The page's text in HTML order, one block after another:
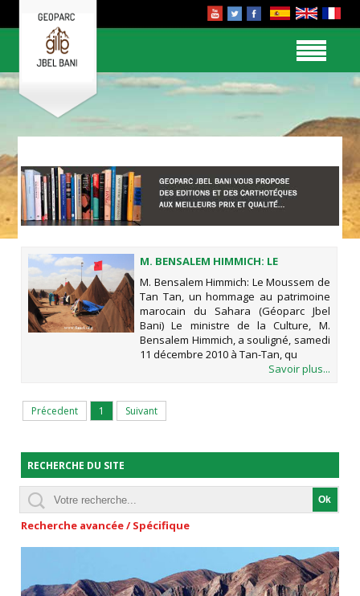
M. BENSALEM HIMMICH: LE
MOUSSEM DE TAN TAN, UN
HOMMAGE AU PATRIMOINE
MAROCAIN DU SAHARA (GÉOPARC
JBEL BANI)
M. Bensalem Himmich: Le Moussem de
Tan Tan, un hommage au patrimoine
marocain du Sahara (Géoparc Jbel
Bani) Le ministre de la Culture, M.
Bensalem Himmich, a souligné, samedi
11 décembre 2010 à Tan-Tan, qu
Savoir plus...
Précedent 1 Suivant
RECHERCHE DU SITE
Recherche avancée / Spécifique